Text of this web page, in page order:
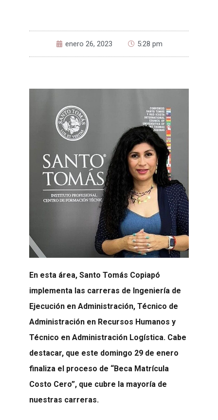
enero 26, 2023 5:28 pm
En esta área, Santo Tomás Copiapó
implementa las carreras de Ingeniería de
Ejecución en Administración, Técnico de
Administración en Recursos Humanos y
Técnico en Administración Logística. Cabe
destacar, que este domingo 29 de enero
finaliza el proceso de “Beca Matrícula
Costo Cero”, que cubre la mayoría de
nuestras carreras.